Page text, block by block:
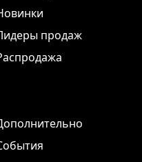
продаж